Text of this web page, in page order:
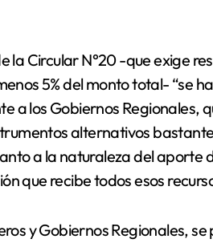
la Circular N°20 -que exige
5% del monto total- “se
a los Gobiernos Regionales,
alternativos
a la naturaleza del aporte
que recibe todos esos
y Gobiernos Regionales,